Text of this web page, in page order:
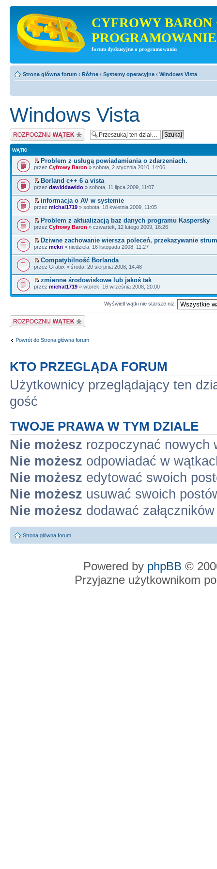
CYFROWY BARON
PROGRAMOWANIE
forum dyskusyjne o programowaniu
Strona główna forum ‹ Różne ‹ Systemy operacyjne ‹ Windows Vista
Windows Vista
Napisz wątek
WĄTKI
Problem z usługą powiadamiania o zdarzeniach.
przez Cyfrowy Baron » sobota, 2 stycznia 2010, 14:06
Borland c++ 6 a vista
przez dawiddawido » sobota, 11 lipca 2009, 11:07
informacja o AV w systemie
przez michal1719 » sobota, 18 kwietnia 2009, 11:05
Problem z aktualizacją baz danych programu Kaspersky
przez Cyfrowy Baron » czwartek, 12 lutego 2009, 16:26
Dziwne zachowanie wiersza poleceń, przekazywanie
przez mckri » niedziela, 16 listopada 2008, 11:27
Compatybilność Borlanda
przez Grabix » środa, 20 sierpnia 2008, 14:48
zmienne środowiskowe lub jakoś tak
przez michal1719 » wtorek, 16 września 2008, 20:00
Wyświetl wątki nie starsze niż:
Napisz wątek
Powrót do Strona główna forum
KTO PRZEGLĄDA FORUM
Użytkownicy przeglądający ten
gość
TWOJE PRAWA W TYM DZIALE
Nie możesz rozpoczynać nowych
Nie możesz odpowiadać w
Nie możesz edytować swoich
Nie możesz usuwać swoich
Nie możesz dodawać załączników
Strona główna forum
Powered by phpBB ©
Przyjazne użytkownikom